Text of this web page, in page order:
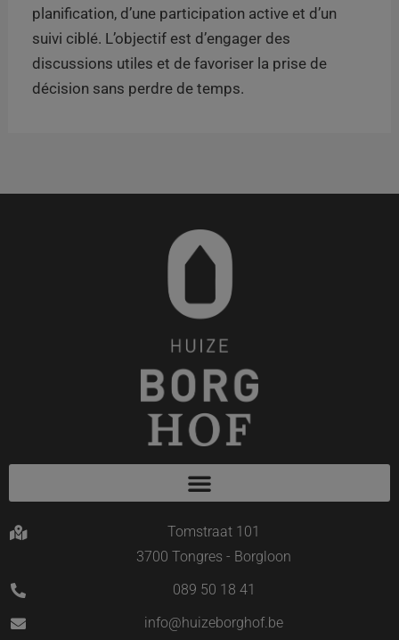
planification, d’une participation active et d’un
suivi ciblé. L’objectif est d’engager des
discussions utiles et de favoriser la prise de
décision sans perdre de temps.
Tomstraat 101
3700 Tongres - Borgloon
089 50 18 41
info@huizeborghof.be